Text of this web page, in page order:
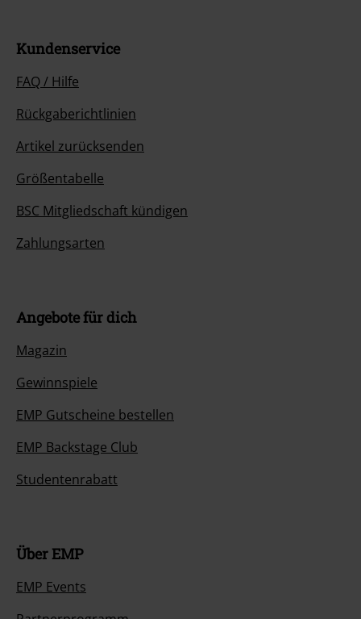
Kundenservice
FAQ / Hilfe
Rückgaberichtlinien
Artikel zurücksenden
Größentabelle
BSC Mitgliedschaft kündigen
Zahlungsarten
Angebote für dich
Magazin
Gewinnspiele
EMP Gutscheine bestellen
EMP Backstage Club
Studentenrabatt
Über EMP
EMP Events